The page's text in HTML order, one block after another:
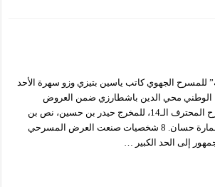
الجهوي كاتب ياسين بتيزي وزو سهرة الأحد
بالمسرح الوطني محي الدين باشطارزي ضمن العروض
المنافسة لمهرجان المسرح المحترف الـ14، للمخرج حيدر بن حسين، نص بن
عمارة ماحي وموسيقى لعمارة حسان. 8 شخصيات صنعت العرض المسرحي
إلى الحد الكبير …